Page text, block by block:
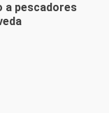
a pescadores